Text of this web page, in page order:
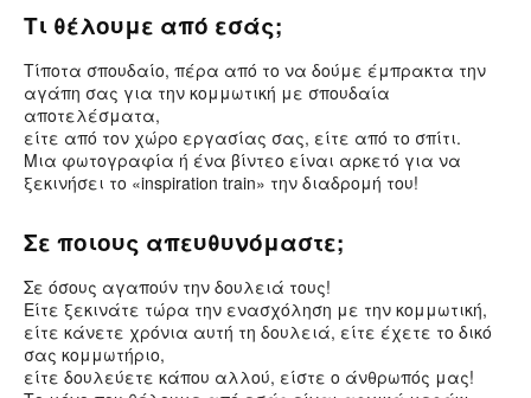
Τι θέλουμε από εσάς;
Τίποτα σπουδαίο, πέρα από το να δούμε έμπρακτα την
αγάπη σας για την κομμωτική με σπουδαία
αποτελέσματα,
είτε από τον χώρο εργασίας σας, είτε από το σπίτι.
Μια φωτογραφία ή ένα βίντεο είναι αρκετό για να
ξεκινήσει το «inspiration train» την διαδρομή του!
Σε ποιους απευθυνόμαστε;
Σε όσους αγαπούν την δουλειά τους!
Είτε ξεκινάτε τώρα την ενασχόληση με την κομμωτική,
είτε κάνετε χρόνια αυτή τη δουλειά, είτε έχετε το δικό
σας κομμωτήριο,
είτε δουλεύετε κάπου αλλού, είστε ο άνθρωπός μας!